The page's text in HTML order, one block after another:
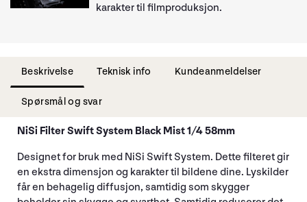
karakter til filmproduksjon.
Beskrivelse Teknisk info Kundeanmeldelser
Spørsmål og svar
NiSi Filter Swift System Black Mist 1/4 58mm
Designet for bruk med NiSi Swift System. Dette filteret gir
en ekstra dimensjon og karakter til bildene dine. Lyskilder
får en behagelig diffusjon, samtidig som skygger